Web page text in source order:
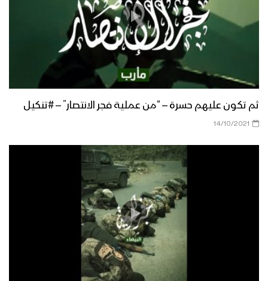
ثم تكون عليهم حسرة – “من عملية فجر الانتصار” – #تنكيل
14/10/2021